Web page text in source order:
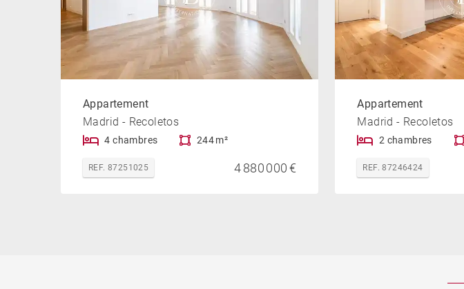
Appartement
Madrid - Recoletos
4 chambres 244 m²
REF. 87251025 4 880 000 €
Appartement
Madrid - Recoletos
2 chambres
REF. 87246424